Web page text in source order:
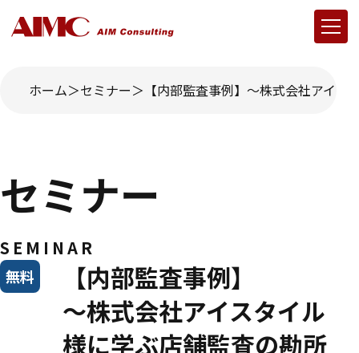
ホーム セミナー 【内部監査事例】～株式会社アイ
セミナー
SEMINAR
【内部監査事例】
～株式会社アイスタイル
様に学ぶ店舗監査の勘所
無料